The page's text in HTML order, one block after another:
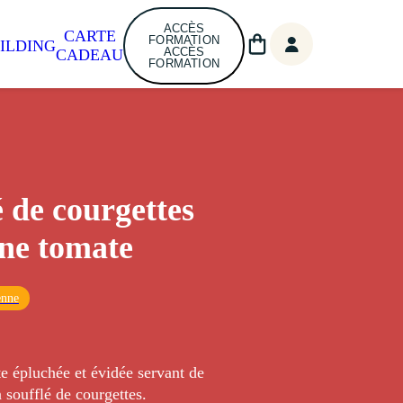
CARTE
CADEAU
ACCÈS
FORMATION
ACCÈS
FORMATION
de courgettes
tomate
épluchée et évidée servant de
soufflé de courgettes.